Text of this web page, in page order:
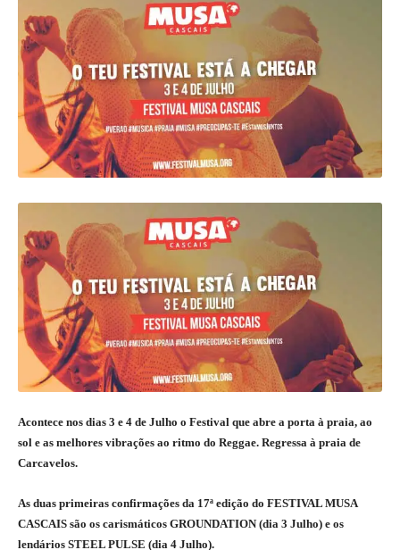
Acontece nos dias 3 e 4 de Julho o Festival que abre a porta à praia, ao
sol e as melhores vibrações ao ritmo do Reggae. Regressa à praia de
Carcavelos.
As duas primeiras confirmações da 17ª edição do FESTIVAL MUSA
CASCAIS são os carismáticos GROUNDATION (dia 3 Julho) e os
lendários STEEL PULSE (dia 4 Julho).